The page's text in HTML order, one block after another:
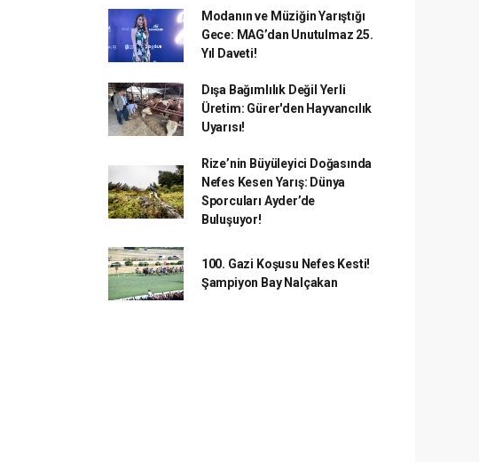
Modanın ve Müziğin Yarıştığı
Gece: MAG’dan Unutulmaz 25.
Yıl Daveti!
Dışa Bağımlılık Değil Yerli
Üretim: Gürer'den Hayvancılık
Uyarısı!
Rize’nin Büyüleyici Doğasında
Nefes Kesen Yarış: Dünya
Sporcuları Ayder’de
Buluşuyor!
100. Gazi Koşusu Nefes Kesti!
Şampiyon Bay Nalçakan